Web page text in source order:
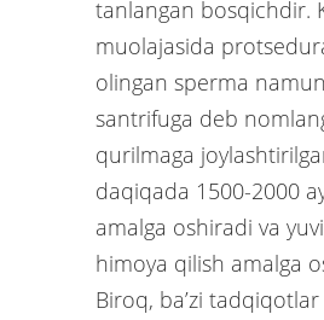
tanlangan bosqichdir.
muolajasida
olingan sperma
santrifuga deb
qurilmaga
daqiqada 1500-2000
amalga oshiradi va
himoya qilish amalga
Biroq, ba’zi